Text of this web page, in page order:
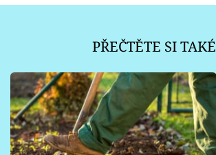
PŘEČTĚTE SI TAKÉ